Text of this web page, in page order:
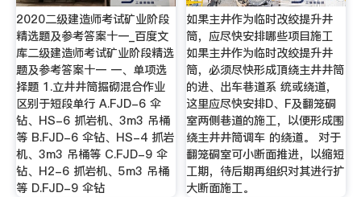
2020二级建造师考试矿业阶段
精选题及参考答案十一_百度文
库二级建造师考试矿业阶段精选
题及参考答案十一 一、单项选
择题 1.立井井筒掘砌混合作业
区别于短段单行 A.FJD-6 伞
钻、HS-6 抓岩机、3m3 吊桶
等 B.FJD-6 伞钻、HS-4 抓岩
机、3m3 吊桶等 C.FJD-9 伞
钻、H2-6 抓岩机、5m3 吊桶
等 D.FJD-9 伞钻
如果主井作为临时改绞提升井
筒，应尽快安排哪些项目施工
如果主井作为临时改绞提升井
筒，必须尽快形成頂绕主井井筒
的进、出车巷道系 统或绕道，
这里应尽快安排D、F及翻笼硐
室两侧巷道的施工，以便形成围
绕主井井筒调车 的绕道。 对于
翻笼硐室可小断面推进，以缩短
工期，待后期再组织对其进行扩
大断面施工。